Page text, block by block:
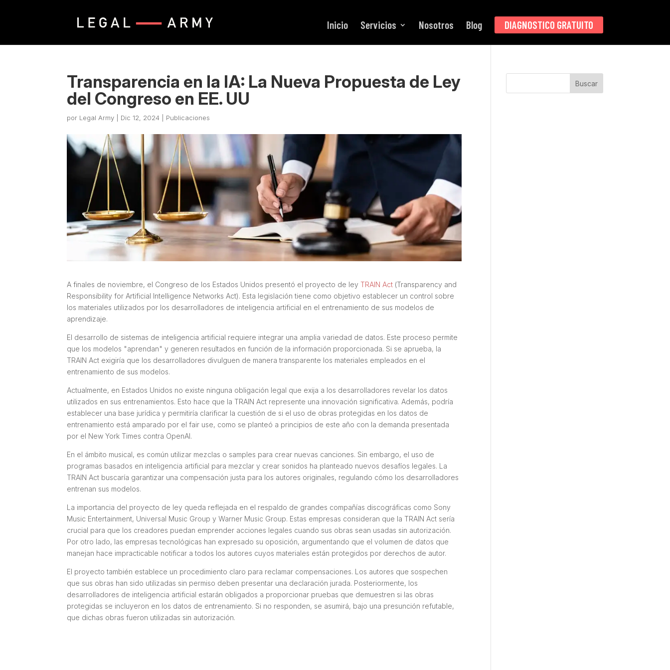
Inicio Servicios Nosotros Blog DIAGNOSTICO GRATUITO
Transparencia en la IA: La Nueva Propuesta de Ley
del Congreso en EE. UU
por Legal Army Dic 12, 2024 Publicaciones
A finales de noviembre, el Congreso de los Estados Unidos presentó el proyecto de ley TRAIN Act (Transparency and
Responsibility for Artificial Intelligence Networks Act). Esta legislación tiene como objetivo establecer un control sobre
los materiales utilizados por los desarrolladores de inteligencia artificial en el entrenamiento de sus modelos de
aprendizaje.
El desarrollo de sistemas de inteligencia artificial requiere integrar una amplia variedad de datos. Este proceso permite
que los modelos "aprendan" y generen resultados en función de la información proporcionada. Si se aprueba, la
TRAIN Act exigiría que los desarrolladores divulguen de manera transparente los materiales empleados en el
entrenamiento de sus modelos.
Actualmente, en Estados Unidos no existe ninguna obligación legal que exija a los desarrolladores revelar los datos
utilizados en sus entrenamientos. Esto hace que la TRAIN Act represente una innovación significativa. Además, podría
establecer una base jurídica y permitiría clarificar la cuestión de si el uso de obras protegidas en los datos de
entrenamiento está amparado por el fair use, como se planteó a principios de este año con la demanda presentada
por el New York Times contra OpenAI.
En el ámbito musical, es común utilizar mezclas o samples para crear nuevas canciones. Sin embargo, el uso de
programas basados en inteligencia artificial para mezclar y crear sonidos ha planteado nuevos desafíos legales. La
TRAIN Act buscaría garantizar una compensación justa para los autores originales, regulando cómo los desarrolladores
entrenan sus modelos.
La importancia del proyecto de ley queda reflejada en el respaldo de grandes compañías discográficas como Sony
Music Entertainment, Universal Music Group y Warner Music Group. Estas empresas consideran que la TRAIN Act sería
crucial para que los creadores puedan emprender acciones legales cuando sus obras sean usadas sin autorización.
Por otro lado, las empresas tecnológicas han expresado su oposición, argumentando que el volumen de datos que
manejan hace impracticable notificar a todos los autores cuyos materiales están protegidos por derechos de autor.
El proyecto también establece un procedimiento claro para reclamar compensaciones. Los autores que sospechen
que sus obras han sido utilizadas sin permiso deben presentar una declaración jurada. Posteriormente, los
desarrolladores de inteligencia artificial estarán obligados a proporcionar pruebas que demuestren si las obras
protegidas se incluyeron en los datos de entrenamiento. Si no responden, se asumirá, bajo una presunción refutable,
que dichas obras fueron utilizadas sin autorización.
Buscar